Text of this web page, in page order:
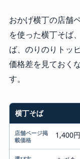
おかげ横丁の店舗
を使った横丁そば
ば、のりのりトッ
価格差を見ておく
す。
メニュー
店舗ページ掲載価格
選び方
横丁そば
1,400円